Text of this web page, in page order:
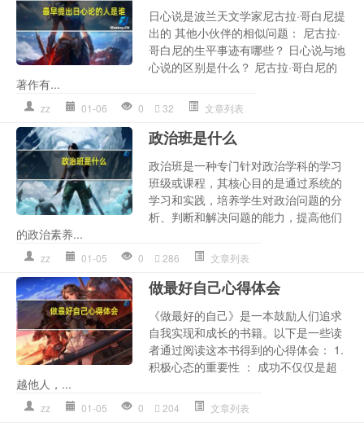
日心说是波兰天文学家尼古拉·哥白尼提
出的 其他小伙伴的相似问题： 尼古拉·
哥白尼的生平事迹有哪些？ 日心说与地
心说的区别是什么？ 尼古拉·哥白尼的
著作有...
zz 01-06 0 32 文章列表
政治班是什么
政治班是一种专门针对政治学科的学习
班级或课程，其核心目的是通过系统的
学习和实践，培养学生对政治问题的分
析、判断和解决问题的能力，提高他们
的政治素养...
zz 01-05 0 286 文章列表
做最好自己心得体会
《做最好的自己》是一本鼓励人们追求
自我实现和成长的书籍。以下是一些读
者通过阅读这本书得到的心得体会： 1.
积极心态的重要性 ： 成功不仅仅是超
越他人，...
zz 01-05 0 204 文章列表